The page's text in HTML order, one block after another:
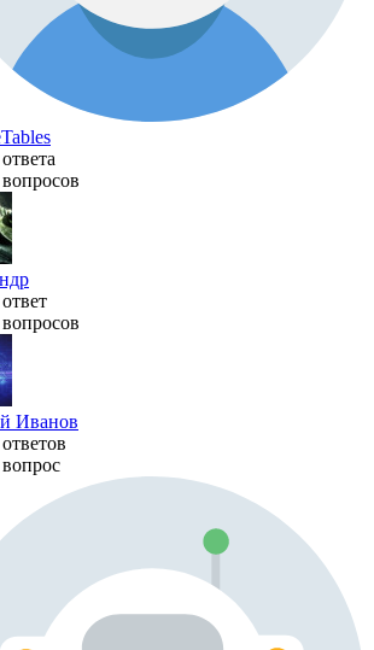
Иванов
вопрос